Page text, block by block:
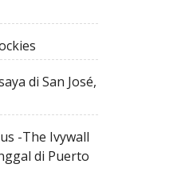
di San José,
-The Ivywall
di Puerto